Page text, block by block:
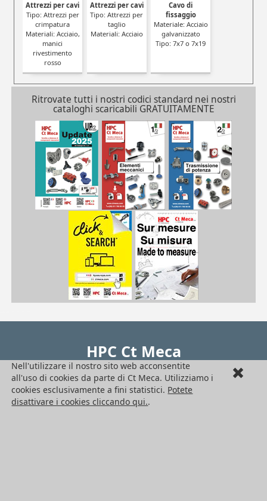
Attrezzi per cavi
Tipo: Attrezzi per
crimpatura
Materiali: Acciaio,
manici
rivestimento
rosso
Attrezzi per cavi
Tipo: Attrezzi per
taglio
Materiali: Acciaio
Cavo di
fissaggio
Materiale: Acciaio
galvanizzato
Tipo: 7x7 o 7x19
Ritrovate tutti i nostri codici standard nei nostri
cataloghi scaricabili GRATUITAMENTE
HPC Ct Meca
Seguici !
Ufficio di rappresentanza in Italia
Nell'utilizzare il nostro sito web acconsentite
all'uso di cookies da parte di Ct Meca. Utilizziamo i
cookies esclusivamente a fini statistici. Potete
disattivare i cookies cliccando qui..